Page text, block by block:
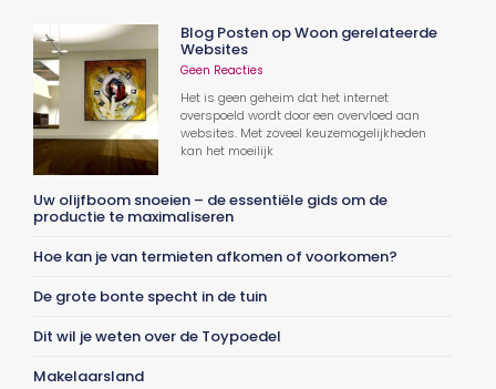
Blog Posten op Woon gerelateerde
Websites
Geen Reacties
Het is geen geheim dat het internet
overspoeld wordt door een overvloed aan
websites. Met zoveel keuzemogelijkheden
kan het moeilijk
Uw olijfboom snoeien – de essentiële gids om de
productie te maximaliseren
Hoe kan je van termieten afkomen of voorkomen?
De grote bonte specht in de tuin
Dit wil je weten over de Toypoedel
Makelaarsland